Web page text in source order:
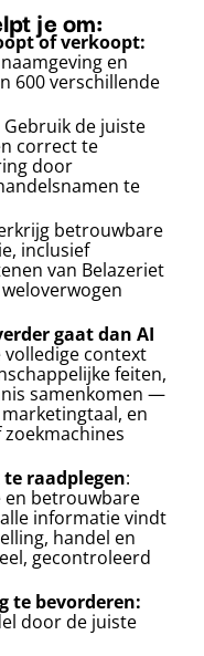
je om:
of verkoopt:
en
600 verschillende
Gebruik de juiste
correct te
door
te
betrouwbare
inclusief
van Belazeriet
gaat dan AI
volledige context
feiten,
samenkomen —
en
raadplegen:
en betrouwbare
informatie vindt
handel en
gecontroleerd
te bevorderen:
door de juiste